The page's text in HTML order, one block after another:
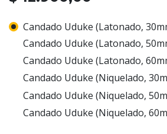
Candado Uduke (Latonado,
Candado Uduke (Latonado,
Candado Uduke (Latonado,
Candado Uduke (Niquelado,
Candado Uduke (Niquelado,
Candado Uduke (Niquelado,